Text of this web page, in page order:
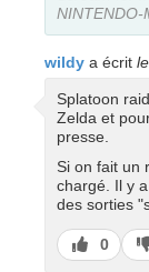
NINTENDO-
wildy a écrit
Splatoon
Zelda et
presse.
Si on fait un
chargé. Il y
des sorties
J’aime
0